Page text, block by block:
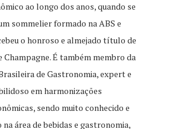
ao longo dos anos, quando se
sommelier formado na ABS e
o honroso e almejado título de
Champagne. É também membro da
de Gastronomia, expert e
em harmonizações
sendo muito conhecido e
área de bebidas e gastronomia,